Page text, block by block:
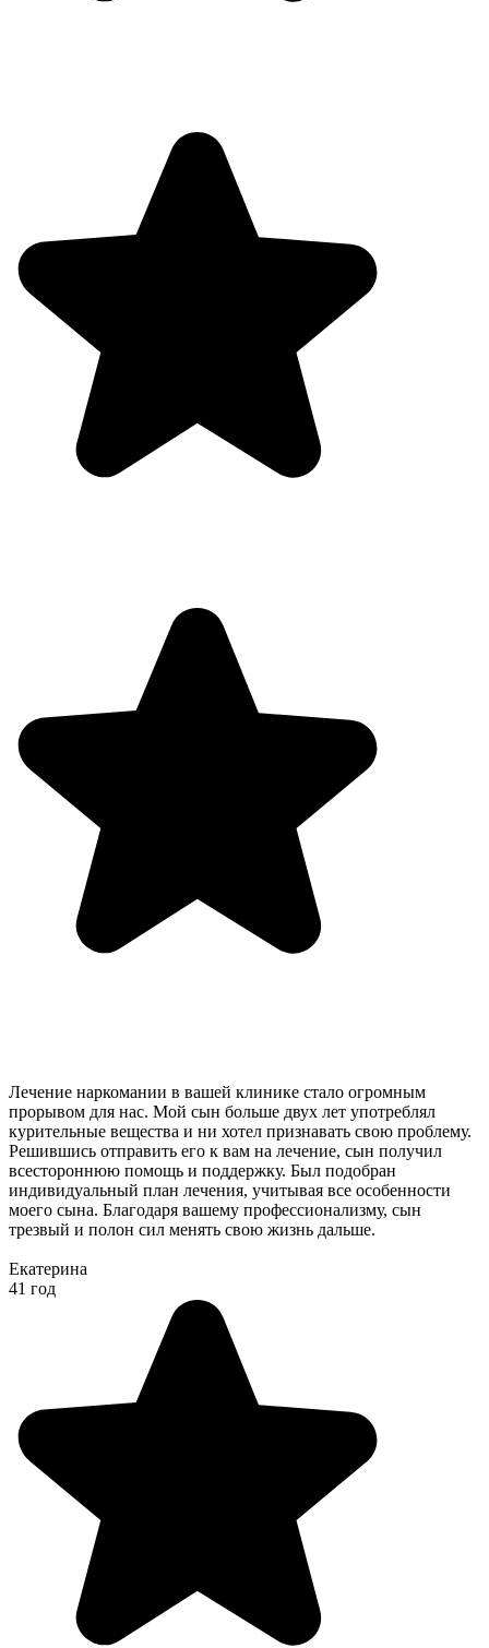
Лечение наркомании в вашей клинике стало огромным
прорывом для нас. Мой сын больше двух лет употреблял
курительные вещества и ни хотел признавать свою проблему.
Решившись отправить его к вам на лечение, сын получил
всестороннюю помощь и поддержку. Был подобран
индивидуальный план лечения, учитывая все особенности
моего сына. Благодаря вашему профессионализму, сын
трезвый и полон сил менять свою жизнь дальше.
Екатерина
41 год